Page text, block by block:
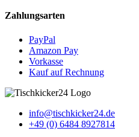
Zahlungsarten
PayPal
Amazon Pay
Vorkasse
Kauf auf Rechnung
info@tischkicker24.de
+49 (0) 6484 8927814